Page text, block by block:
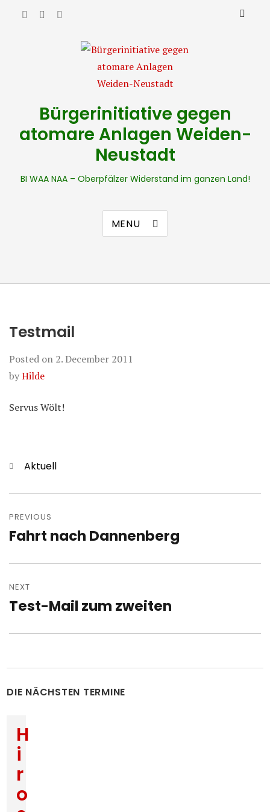
Bürgerinitiative gegen
atomare Anlagen Weiden-
Neustadt
BI WAA NAA – Oberpfälzer Widerstand im ganzen Land!
MENU
Testmail
Posted on 2. December 2011
byHilde
Servus Wölt!
Categories
Aktuell
navigation
PREVIOUS
Previous
Fahrt nach Dannenberg
NEXT
Next
Test-Mail zum zweiten
DIE NÄCHSTEN TERMINE
H
i
r
o